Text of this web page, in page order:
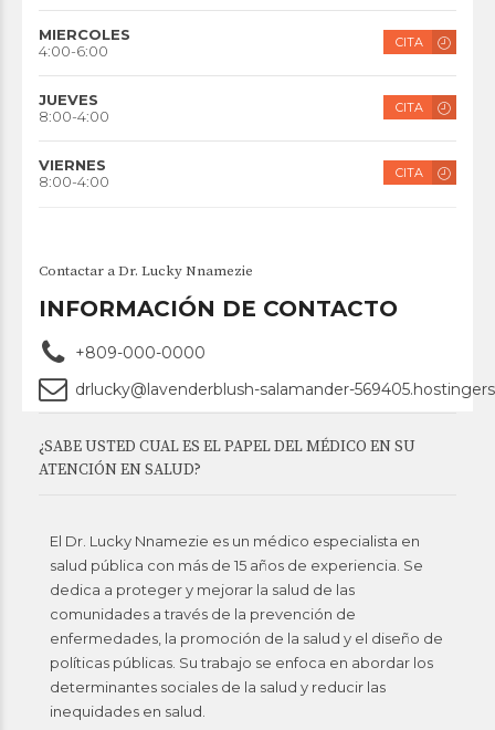
MIERCOLES
4:00-6:00
CITA
JUEVES
8:00-4:00
CITA
VIERNES
8:00-4:00
CITA
Contactar a Dr. Lucky Nnamezie
INFORMACIÓN DE CONTACTO
+809-000-0000
drlucky@lavenderblush-salamander-
¿SABE USTED CUAL ES EL PAPEL DEL MÉDICO EN SU
ATENCIÓN EN SALUD?
El Dr. Lucky Nnamezie es un médico especialista en
salud pública con más de 15 años de experiencia. Se
dedica a proteger y mejorar la salud de las
comunidades a través de la prevención de
enfermedades, la promoción de la salud y el diseño de
políticas públicas. Su trabajo se enfoca en abordar los
determinantes sociales de la salud y reducir las
inequidades en salud.